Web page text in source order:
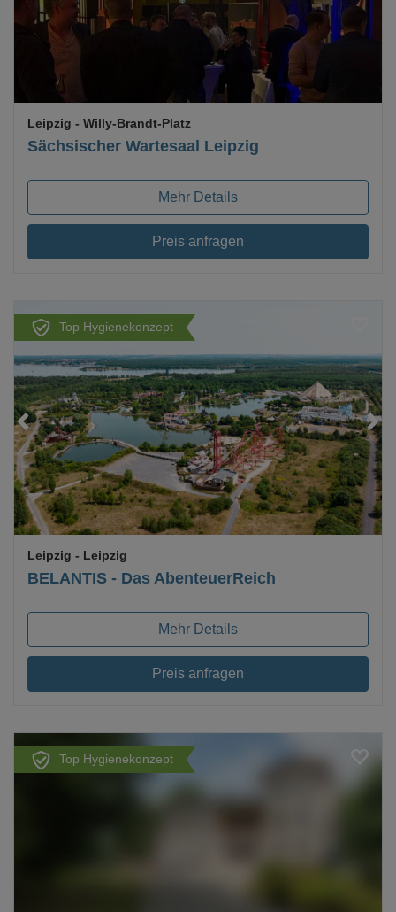
Sächsischer Wartesaal Leipzig
Leipzig - Willy-Brandt-Platz
Mehr Details
Preis anfragen
Top Hygienekonzept
Loading...
BELANTIS - Das AbenteuerReich
Leipzig - Leipzig
Mehr Details
Preis anfragen
Top Hygienekonzept